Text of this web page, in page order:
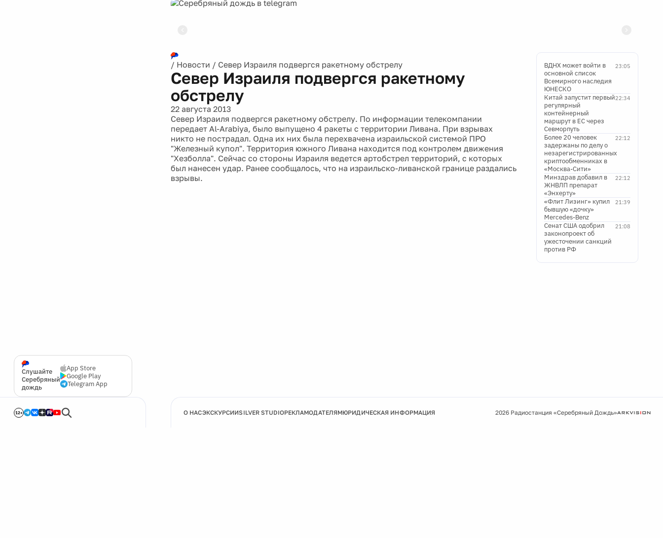
Слушайте
Серебряный
дождь
App Store
Google Play
Telegram App
12+
/ Новости / Север Израиля подвергся ракетному обстрелу
Север Израиля подвергся ракетному
обстрелу
22 августа 2013
Север Израиля подвергся ракетному обстрелу. По информации телекомпании
передает Al-Arabiya, было выпущено 4 ракеты с территории Ливана. При взрывах
никто не пострадал. Одна их них была перехвачена израильской системой ПРО
"Железный купол". Территория южного Ливана находится под контролем движения
"Хезболла". Сейчас со стороны Израиля ведется артобстрел территорий, с которых
был нанесен удар. Ранее сообщалось, что на израильско-ливанской границе раздались
взрывы.
23:05
ВДНХ может войти в
основной список
Всемирного наследия
ЮНЕСКО
22:34
Китай запустит первый
регулярный
контейнерный
маршрут в ЕС через
Севморпуть
22:12
Более 20 человек
задержаны по делу о
незарегистрированных
криптообменниках в
«Москва-Сити»
22:12
Минздрав добавил в
ЖНВЛП препарат
«Энхерту»
21:39
«Флит Лизинг» купил
бывшую «дочку»
Mercedes-Benz
21:08
Сенат США одобрил
законопроект об
ужесточении санкций
против РФ
О НАСЭКСКУРСИИSILVER STUDIOРЕКЛАМОДАТЕЛЯМЮРИДИЧЕСКАЯ ИНФОРМАЦИЯ 2026 Радиостанция «Серебряный Дождь»